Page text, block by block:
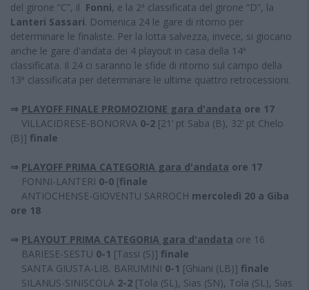
del girone “C”, il Fonni, e la 2ª classificata del girone “D”, la
Lanteri Sassari. Domenica 24 le gare di ritorno per
determinare le finaliste. Per la lotta salvezza, invece, si giocano
anche le gare d'andata dei 4 playout in casa della 14ª
classificata. Il 24 ci saranno le sfide di ritorno sul campo della
13ª classificata per determinare le ultime quattro retrocessioni.
⇒ PLAYOFF FINALE PROMOZIONE gara d'andata ore 17
VILLACIDRESE-BONORVA 0-2 [21’ pt Saba (B), 32’ pt Chelo
(B)] finale
⇒ PLAYOFF PRIMA CATEGORIA gara d'andata ore 17
FONNI-LANTERI 0-0 [finale
ANTIOCHENSE-GIOVENTU SARROCH mercoledì 20 a Giba
ore 18
⇒ PLAYOUT PRIMA CATEGORIA gara d'andata ore 16
BARIESE-SESTU 0-1 [Tassi (S)] finale
SANTA GIUSTA-LIB. BARUMINI 0-1 [Ghiani (LB)] finale
SILANUS-SINISCOLA 2-2 [Tola (SL), Sias (SN), Tola (SL), Sias